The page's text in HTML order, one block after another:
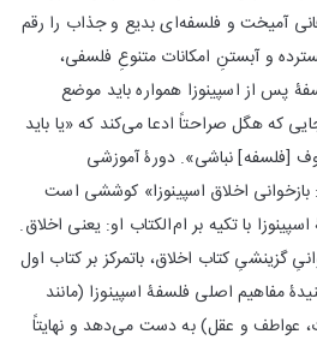
آمیخت و فلسفه‌ای بدیع و جذاب را رقم
و آبستنِ امکانات متنوعِ فلسفی،
پس از اسپینوزا همواره باید موضع
که هگل صراحتاً ادعا می‌کند که «یا باید
[فلسفه] نباشی». دورۀ آموزشی
اخلاق اسپینوزا» کوششی است
با تکیه بر ام‌الکتاب او: یعنی اخلاق.
گزینشیِ کتاب اخلاق، باتمرکز بر کتاب اول
مفاهیم اصلی فلسفۀ اسپینوزا (مانند
عواطف و عقل) به دست می‌دهد و نهایتاً